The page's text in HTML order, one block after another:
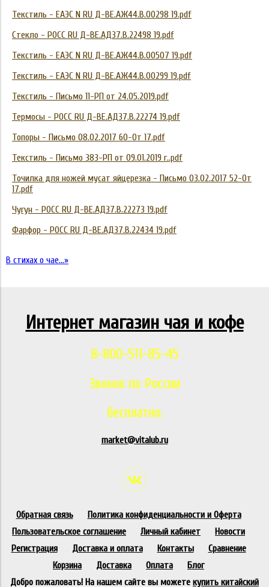
Текстиль - ЕАЭС N RU Д-BE.АЖ44.В.00298 19.pdf
Стекло - РОСС RU Д-ВЕ.АД37.В.22498 19.pdf
Текстиль - ЕАЭС N RU Д-ВЕ.АЖ44.В.00507 19.pdf
Текстиль - ЕАЭС N RU Д-BE.АЖ44.В.00299 19.pdf
Текстиль - Письмо 11-РП от 24.05.2019.pdf
Термосы - РОСС RU Д-ВЕ.АД37.В.22274 19.pdf
Топоры - Письмо 08.02.2017 60-От 17.pdf
Текстиль - Письмо 383-РП от 09.01.2019 г..pdf
Точилка для ножей мусат яйцерезка - Письмо 03.02.2017 52-От
17.pdf
Чугун - РОСС RU Д-ВЕ.АД37.В.22273 19.pdf
Фарфор - РОСС RU Д-ВЕ.АД37.В.22434 19.pdf
В стихах о чае...»
Интернет магазин чая и кофе
8-800-511-85-45
Звонок по России
бесплатно.
market@vitalub.ru
Обратная связь
Политика конфиденциальности и Оферта
Пользовательское соглашение
Личный кабинет
Новости
Регистрация
Доставка и оплата Контакты
Сравнение
Корзина
Доставка Оплата
Блог
Добро пожаловать! На нашем сайте вы можете купить китайский